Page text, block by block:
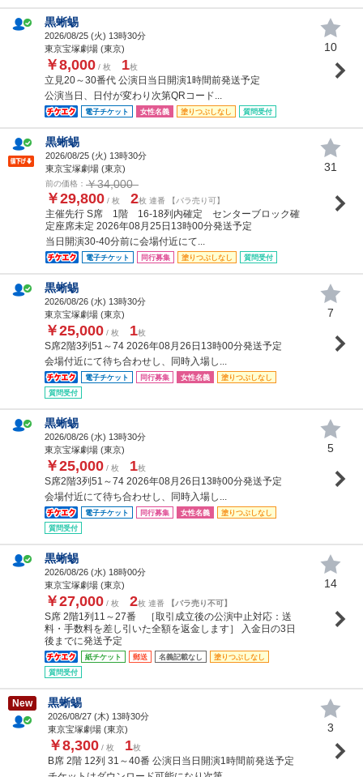
黒蜥蜴
2026/08/25 (火) 13時30分
東京宝塚劇場 (東京)
￥8,000 / 枚 1枚
立見20～30番代 公演日当日開演1時間前発送予定
公演当日、日付が変わり次第QRコード...
電子チケット 女性名義 塗りつぶしなし 質問受付
10
黒蜥蜴
2026/08/25 (火) 13時30分
東京宝塚劇場 (東京)
前の価格： ￥34,000
￥29,800 / 枚 2枚 連番 【バラ売り可】
主催先行 S席 1階 16-18列内確定 センターブロック確
定座席未定 2026年08月25日13時00分発送予定
当日開演30-40分前に会場付近にて...
電子チケット 同行募集 塗りつぶしなし 質問受付
31
黒蜥蜴
2026/08/26 (水) 13時30分
東京宝塚劇場 (東京)
￥25,000 / 枚 1枚
S席2階3列51～74 2026年08月26日13時00分発送予定
会場付近にて待ち合わせし、同時入場し...
電子チケット 同行募集 女性名義
塗りつぶしなし
質問受付
7
黒蜥蜴
2026/08/26 (水) 13時30分
東京宝塚劇場 (東京)
￥25,000 / 枚 1枚
S席2階3列51～74 2026年08月26日13時00分発送予定
会場付近にて待ち合わせし、同時入場し...
電子チケット 同行募集 女性名義
塗りつぶしなし
質問受付
5
黒蜥蜴
2026/08/26 (水) 18時00分
東京宝塚劇場 (東京)
￥27,000 / 枚 2枚 連番 【バラ売り不可】
S席 2階1列11～27番 ［取引成立後の公演中止対応：送
料・手数料を差し引いた全額を返金します］ 入金日の3日
後までに発送予定
紙チケット 郵送 名義記載なし
塗りつぶしなし
質問受付
14
New 黒蜥蜴
2026/08/27 (木) 13時30分
東京宝塚劇場 (東京)
￥8,300 / 枚 1枚
B席 2階 12列 31～40番 公演日当日開演1時間前発送予定
3